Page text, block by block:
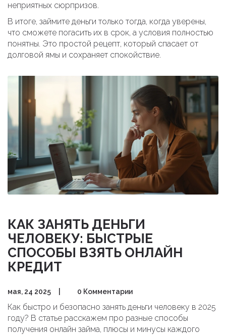
неприятных сюрпризов.
В итоге, займите деньги только тогда, когда уверены,
что сможете погасить их в срок, а условия полностью
понятны. Это простой рецепт, который спасает от
долговой ямы и сохраняет спокойствие.
КАК ЗАНЯТЬ ДЕНЬГИ
ЧЕЛОВЕКУ: БЫСТРЫЕ
СПОСОБЫ ВЗЯТЬ ОНЛАЙН
КРЕДИТ
мая, 24 2025 0 Комментарии
Как быстро и безопасно занять деньги человеку в 2025
году? В статье расскажем про разные способы
получения онлайн займа, плюсы и минусы каждого